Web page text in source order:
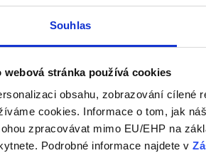
Souhlas
webová stránka používá cookies
obsahu, zobrazování
cookies. Informace o tom, jak
zpracovávat mimo EU/EHP na
Podrobné informace najdete v
to get a glass of
wine?